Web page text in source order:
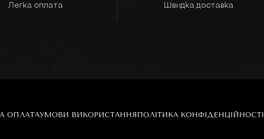
Легка оплата Швидка доставка
ОПЛАТАУМОВИ ВИКОРИСТАННЯПОЛІТИКА КОНФІДЕНЦІЙНОСТІ